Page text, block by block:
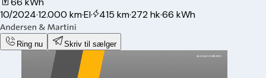
10/2024·12.000 km·El· 415 km·272 hk·66 kWh
Ring nu Skriv til sælger